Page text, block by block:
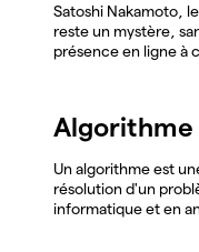
Satoshi Nakamoto,
reste un mystère,
présence en ligne à
Algorithme
Un algorithme est
résolution d'un
informatique et en